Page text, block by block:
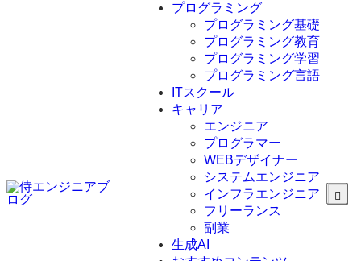
プログラミング
プログラミング基礎
プログラミング教育
プログラミング学習
プログラミング言語
C言語
C#
VBA
Go言語
Kotlin
Java
JavaScript
ITスクール
キャリア
エンジニア
プログラマー
WEBデザイナー
システムエンジニア
インフラエンジニア
フリーランス
副業
生成AI